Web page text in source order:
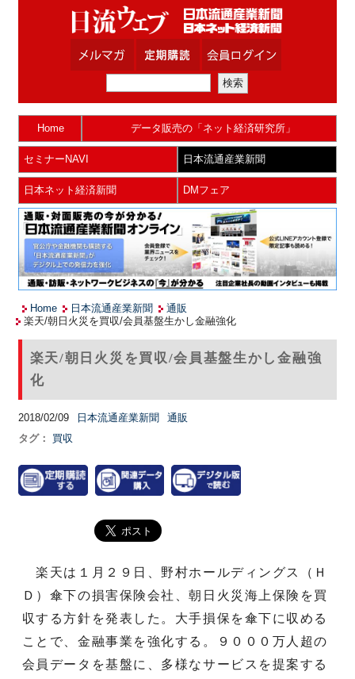
Home データ販売の「ネット経済研究所」
セミナーNAVI 日本流通産業新聞
日本ネット経済新聞 DMフェア
Home 日本流通産業新聞
通販
楽天/朝日火災を買収/会員基盤生かし金融強化
楽天/朝日火災を買収/会員基盤生かし金融強
化
2018/02/09 日本流通産業新聞
通販
タグ：
買収
楽天は１月２９日、野村ホールディングス（Ｈ
Ｄ）傘下の損害保険会社、朝日火災海上保険を買
収する方針を発表した。大手損保を傘下に収める
ことで、金融事業を強化する。９０００万人超の
会員データを基盤に、多様なサービスを提案する